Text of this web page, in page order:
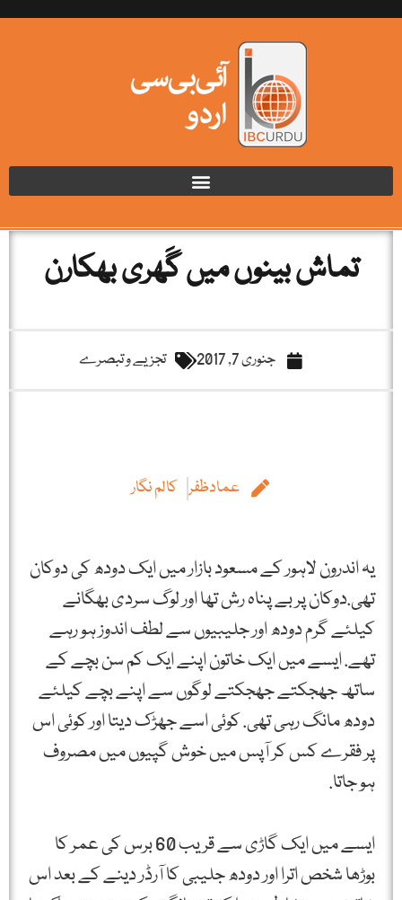
تماش بینوں میں گَھری بھکارن
جنوری 7, 2017 تجزیے و تبصرے
عمادظفر کالم نگار
یہ اندرون لاہور کے مسعود بازار میں ایک دودھ کی دوکان
تھی.دوکان پر بے پناہ رش تھا اور لوگ سردی بھگانے
کیلئے گرم دودھ اور جلیبیوں سے لطف اندوز ہو رہے
تھے. ایسے میں ایک خاتون اپنے ایک کم سن بچے کے
ساتھ جھجکتے جھجکتے لوگوں سے اپنے بچے کیلئے
دودھ مانگ رہی تھی. کوئی اسے جھڑک دیتا اور کوئی اس
پر فقرے کس کر آپس میں خوش گپیوں میں مصروف
ہو جاتا.
ایسے میں ایک گاڑی سے قریب 60 برس کی عمر کا
بوڑھا شخص اترا اور دودھ جلیبی کا آرڈر دینے کے بعد اس